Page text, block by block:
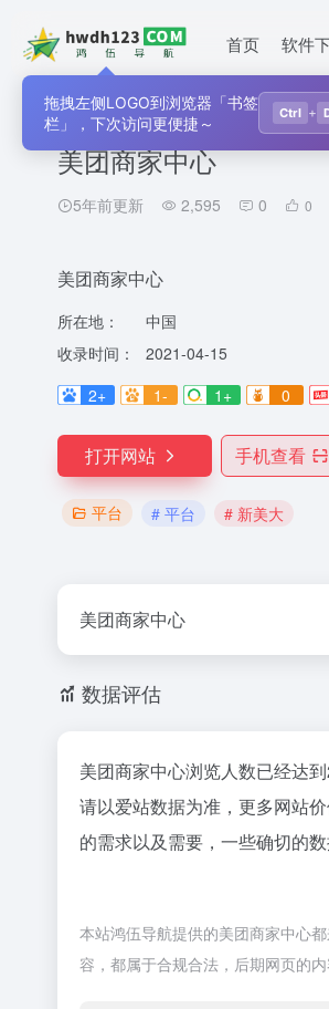
首页 软件
首页 • 生活服务 • 平台 • 美团商家中心
美团商家中心
5年前更新 2,595 0 0
美团商家中心
所在地：
中国
收录时间：
2021-04-15
2+
1- 1+ 0
打开网站 手机查看
平台 # 平台 # 新美大
美团商家中心
数据评估
美团商家中心浏览人数已经达
请以爱站数据为准，更多网站
的需求以及需要，一些确切的
本站鸿伍导航提供的美团商家中心
容，都属于合规合法，后期网页的
拖拽左侧LOGO到浏览器「书签
栏」，下次访问更便捷～
Ctrl +